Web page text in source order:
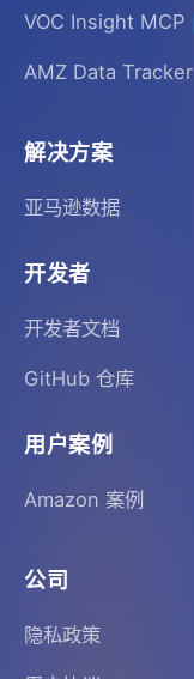
VOC Insight MCP
AMZ Data Tracker
解决方案
亚马逊数据
开发者
开发者文档
GitHub 仓库
用户案例
Amazon 案例
公司
隐私政策